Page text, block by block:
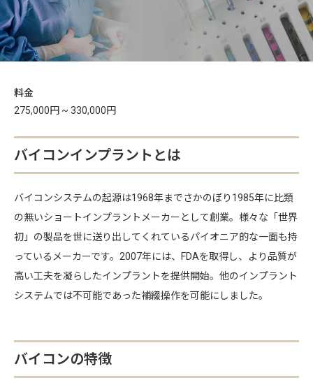
料金
275,000円 ~ 330,000円
バイコンインプラントとは
バイコンシステムの起源は1968年までさかのぼり1985年に比類
の無いショートインプラントメーカーとして創業。様々な「世界
初」の製品を世に送り出してくれているパイオニア的な一面も持
っているメーカーです。2007年には、FDAを取得し、より品質が
高い工夫を凝らしたインプラントを提供開始。他のインプラント
システムでは不可能であった補綴操作を可能にしました。
バイコンの特徴